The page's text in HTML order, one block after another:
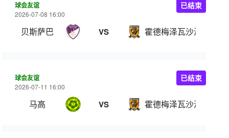
球会友谊
2026-07-08 16:00
贝斯萨巴 VS 霍德梅泽瓦沙海伊
已结束
球会友谊
2026-07-11 16:00
马高 VS 霍德梅泽瓦沙海伊
已结束